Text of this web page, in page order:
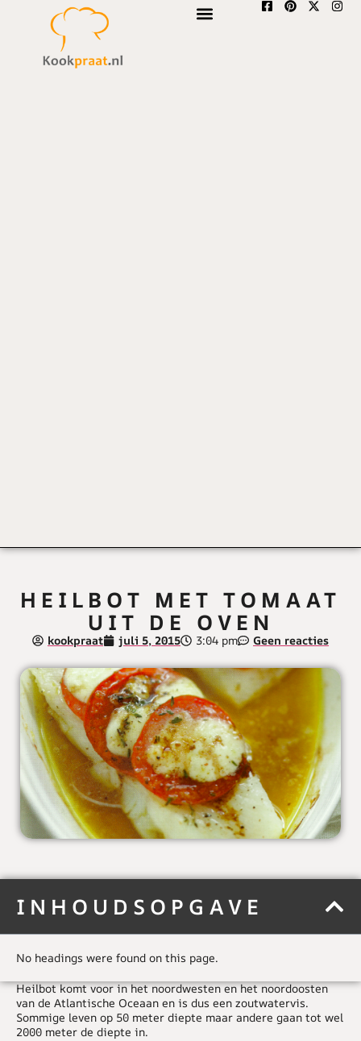
HEILBOT MET TOMAAT
UIT DE OVEN
kookpraat juli 5, 2015 3:04 pm Geen reacties
INHOUDSOPGAVE
No headings were found on this page.
Heilbot komt voor in het noordwesten en het noordoosten
van de Atlantische Oceaan en is dus een zoutwatervis.
Sommige leven op 50 meter diepte maar andere gaan tot wel
2000 meter de diepte in.